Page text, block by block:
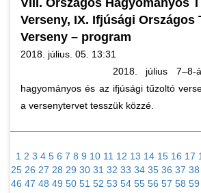
VIII. Országos Hagyományos
Verseny, IX. Ifjúsági Országos
Verseny – program
2018. július. 05. 13:31
2018. július
hagyományos és az ifjúsági tűzoltó
a versenytervet tesszük közzé.
1 2 3 4 5 6 7 8 9 10 11 12 13 14 15 16 17
25 26 27 28 29 30 31 32 33 34 35 36 37 38
46 47 48 49 50 51 52 53 54 55 56 57 58 59